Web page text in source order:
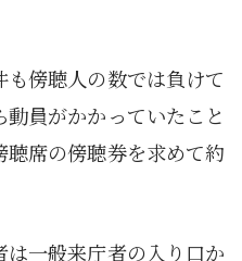
傍聴人の数では負けて
員がかかっていたこと
聴席の傍聴券を求めて約
一般来庁者の入り口か